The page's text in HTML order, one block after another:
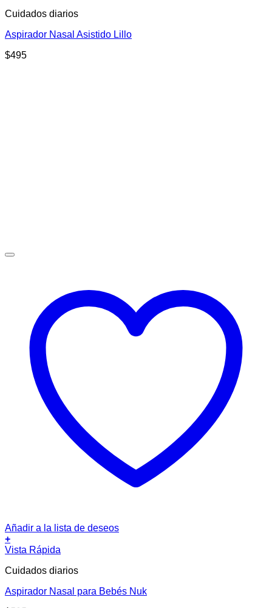
Cuidados diarios
Aspirador Nasal Asistido Lillo
$495
Añadir a la lista de deseos
+
Vista Rápida
Cuidados diarios
Aspirador Nasal para Bebés Nuk